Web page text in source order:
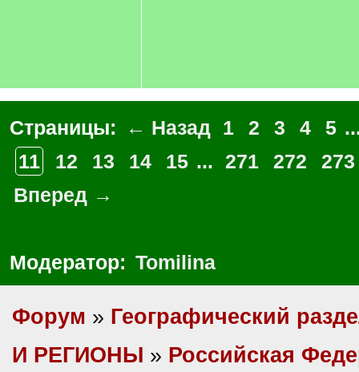
Страницы: ← Назад 1 2 3 4 5
11
12 13 14 15 ... 271 272
273
Вперед →
Модератор: Tomilina
Форум » Географический
И РЕГИОНЫ » Российская